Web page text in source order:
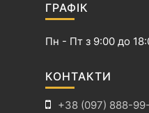
ГРАФІК
Пн - Пт з 9:00 до
КОНТАКТИ
+38 (097) 888-